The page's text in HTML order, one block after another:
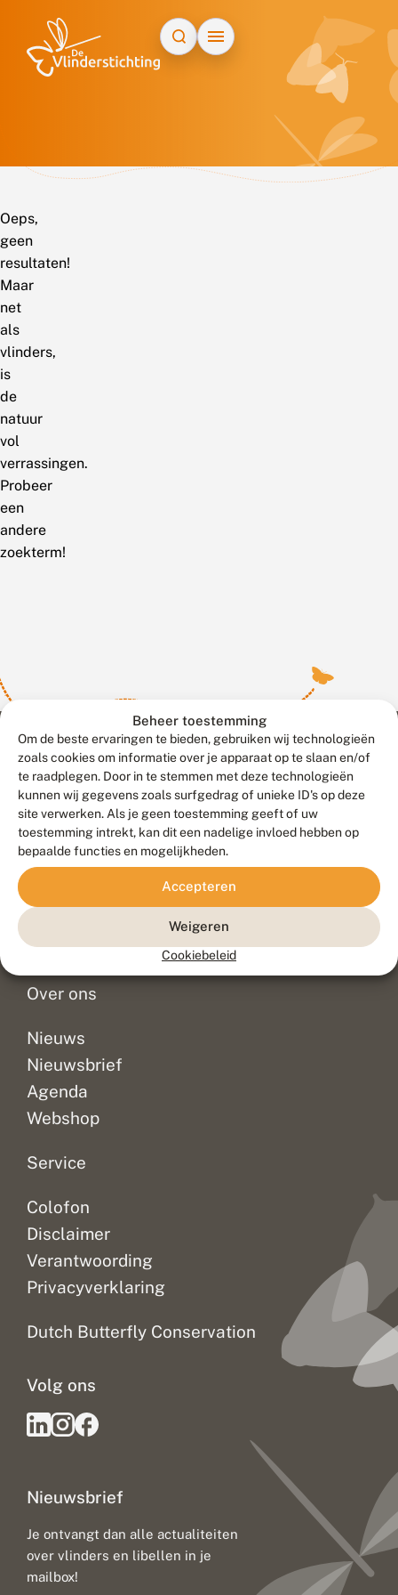
Beheer toestemming
Om de beste ervaringen te bieden, gebruiken wij technologieën
zoals cookies om informatie over je apparaat op te slaan en/of
te raadplegen. Door in te stemmen met deze technologieën
kunnen wij gegevens zoals surfgedrag of unieke ID's op deze
site verwerken. Als je geen toestemming geeft of uw
toestemming intrekt, kan dit een nadelige invloed hebben op
bepaalde functies en mogelijkheden.
Accepteren
Weigeren
Cookiebeleid
Oeps,
geen
resultaten!
Maar
net
als
vlinders,
is
de
natuur
vol
verrassingen.
Probeer
een
andere
zoekterm!
Contact
Veelgestelde vragen
Doneer
Over ons
Nieuws
Nieuwsbrief
Agenda
Webshop
Service
Colofon
Disclaimer
Verantwoording
Privacyverklaring
Dutch Butterfly Conservation
Nieuwsbrief
Je ontvangt dan alle actualiteiten
over vlinders en libellen in je
mailbox!
Volg ons
Meld waarnemingen© 2026 Vlinderstichting
Duurzaam ontwikkeld door
Go2People
, ontworpen door
Blue Field Agency
Privacy
Disclaimer
Sitemap